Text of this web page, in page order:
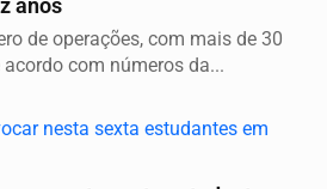
anos
de operações, com mais de 30
com números da...